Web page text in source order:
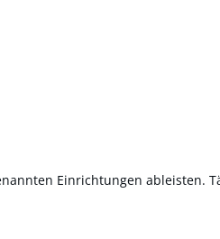
Einrichtungen ableisten.